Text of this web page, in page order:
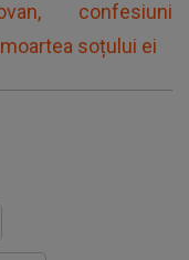
confesiuni
soțului ei